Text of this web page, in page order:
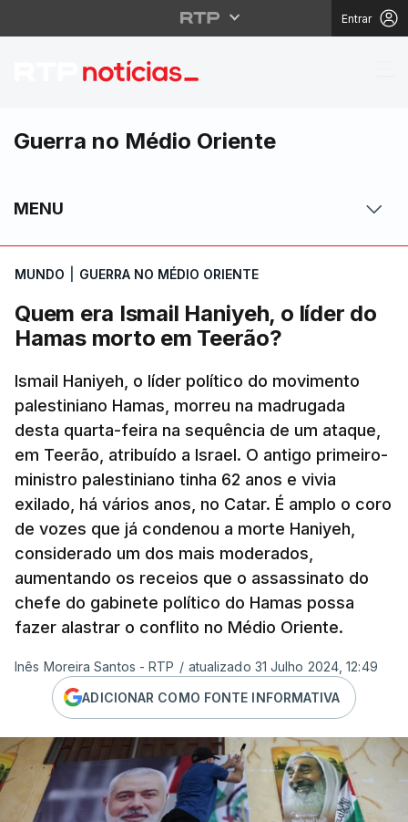
Entrar
Quem era Ismail
Guerra no Médio Oriente
MENU
MUNDO GUERRA NO MÉDIO ORIENTE
Quem era Ismail Haniyeh, o líder do
Hamas morto em Teerão?
Ismail Haniyeh, o líder político do movimento
palestiniano Hamas, morreu na madrugada
desta quarta-feira na sequência de um ataque,
em Teerão, atribuído a Israel. O antigo primeiro-
ministro palestiniano tinha 62 anos e vivia
exilado, há vários anos, no Catar. É amplo o coro
de vozes que já condenou a morte Haniyeh,
considerado um dos mais moderados,
aumentando os receios que o assassinato do
chefe do gabinete político do Hamas possa
fazer alastrar o conflito no Médio Oriente.
Inês Moreira Santos - RTP / atualizado 31 Julho 2024, 12:49
ADICIONAR COMO FONTE INFORMATIVA